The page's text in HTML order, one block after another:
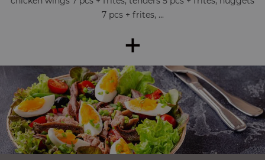
7 pcs + frites, ...
+